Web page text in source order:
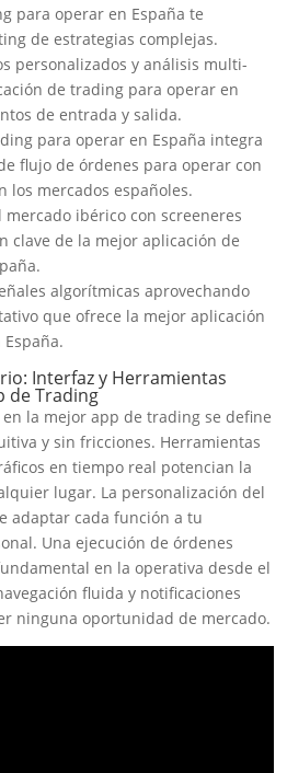
para operar en España te
de estrategias complejas.
personalizados y análisis multi-
de trading para operar en
de entrada y salida.
para operar en España integra
flujo de órdenes para operar con
los mercados españoles.
ibérico con screeneres
clave de la mejor aplicación de
algorítmicas aprovechando
que ofrece la mejor aplicación
Interfaz y Herramientas
de Trading
la mejor app de trading se define
y sin fricciones. Herramientas
en tiempo real potencian la
lugar. La personalización del
adaptar cada función a tu
Una ejecución de órdenes
en la operativa desde el
fluida y notificaciones
ninguna oportunidad de mercado.